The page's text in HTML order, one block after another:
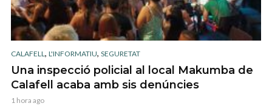
CALAFELL, L'INFORMATIU, SEGURETAT
Una inspecció policial al local Makumba de
Calafell acaba amb sis denúncies
1 hora ago